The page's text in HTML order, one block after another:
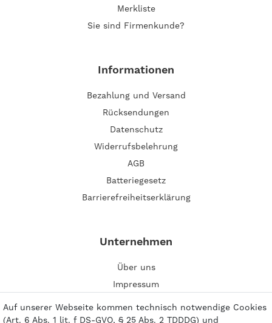
Merkliste
Sie sind Firmenkunde?
Informationen
Bezahlung und Versand
Rücksendungen
Datenschutz
Widerrufsbelehrung
AGB
Batteriegesetz
Barrierefreiheitserklärung
Unternehmen
Über uns
Impressum
Auf unserer Webseite kommen technisch notwendige Cookies
(Art. 6 Abs. 1 lit. f DS-GVO, § 25 Abs. 2 TDDDG) und